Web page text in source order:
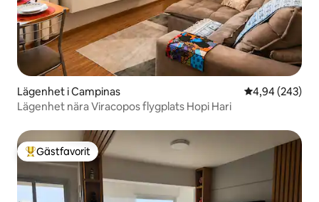
Lägenhet i Campinas 4,94 av 5 i
4,94 (243)
Lägenhet nära Viracopos flygplats Hopi Hari
Populär gästfavorit
Gästfavorit